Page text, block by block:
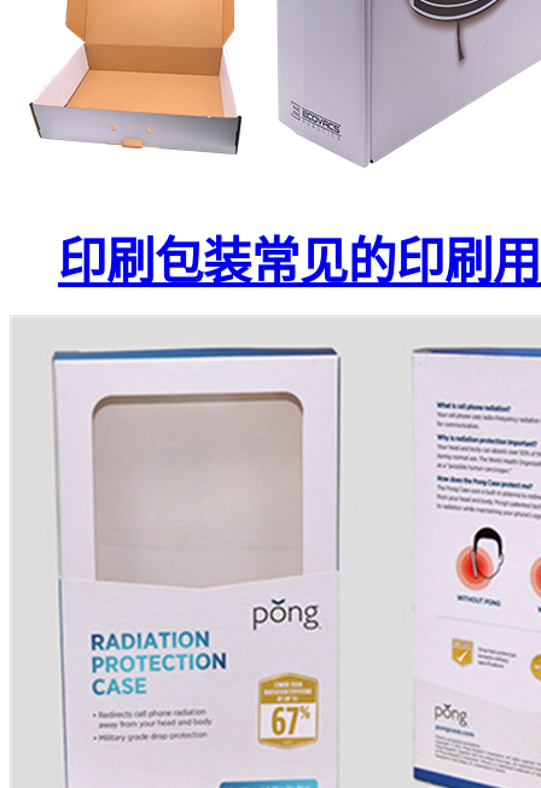
印刷包装常见的印刷